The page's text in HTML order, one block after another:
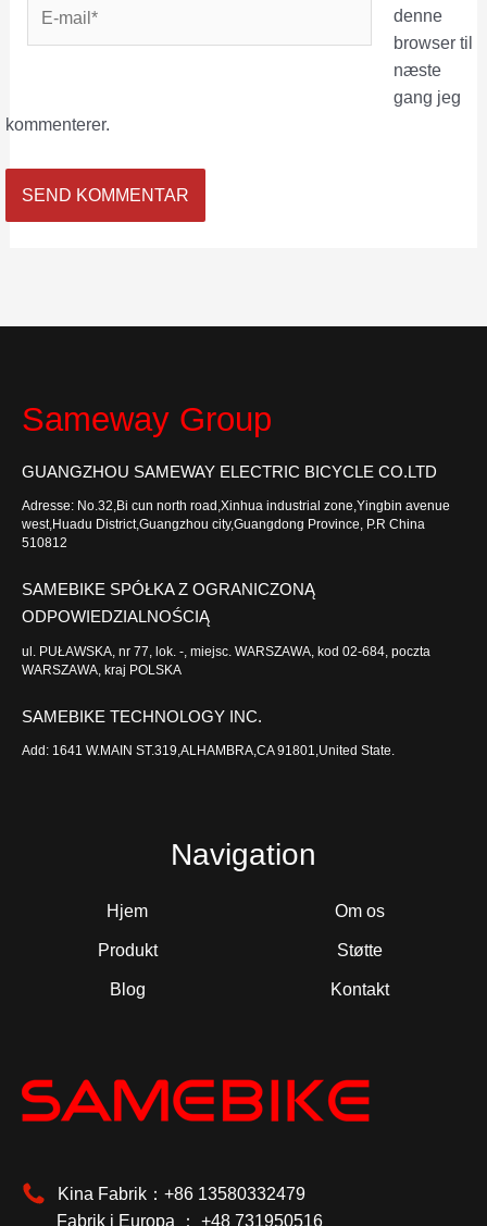
mail*
denne
browser til
næste
gang jeg
kommenterer.
Sameway Group
GUANGZHOU SAMEWAY ELECTRIC BICYCLE CO.LTD
Adresse: No.32,Bi cun north road,Xinhua industrial zone,Yingbin avenue
west,Huadu District,Guangzhou city,Guangdong Province, P.R China
510812
SAMEBIKE SPÓŁKA Z OGRANICZONĄ
ODPOWIEDZIALNOŚCIĄ
ul. PUŁAWSKA, nr 77, lok. -, miejsc. WARSZAWA, kod 02-684, poczta
WARSZAWA, kraj POLSKA
SAMEBIKE TECHNOLOGY INC.
Add: 1641 W.MAIN ST.319,ALHAMBRA,CA 91801,United State.
Navigation
Hjem Om os
Produkt Støtte
Blog Kontakt
Kina Fabrik：+86 13580332479
Fabrik i Europa ： +48 731950516